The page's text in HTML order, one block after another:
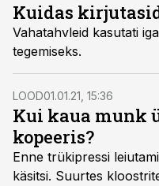
Kuidas
Vahatahvleid kasutati
tegemiseks.
LOOD01.01.21, 15:36
Kui kaua munk
kopeeris?
Enne trükipressi
käsitsi. Suurtes